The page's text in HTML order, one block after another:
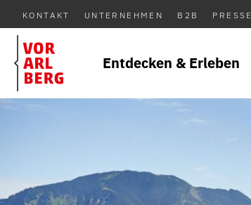
KONTAKT UNTERNEHMEN B2B
Entdecken & Erleben